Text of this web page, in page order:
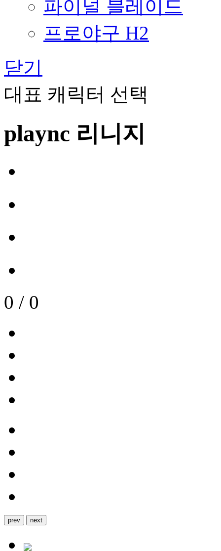
파이널 블레이드
프로야구 H2
닫기
대표 캐릭터 선택
plaync 리니지
0 / 0
prev next